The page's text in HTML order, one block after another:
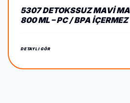
5307 DETOKSSUZ MAVI
800 ML – PC / BPA İÇERMEZ
DETAYLI GÖR